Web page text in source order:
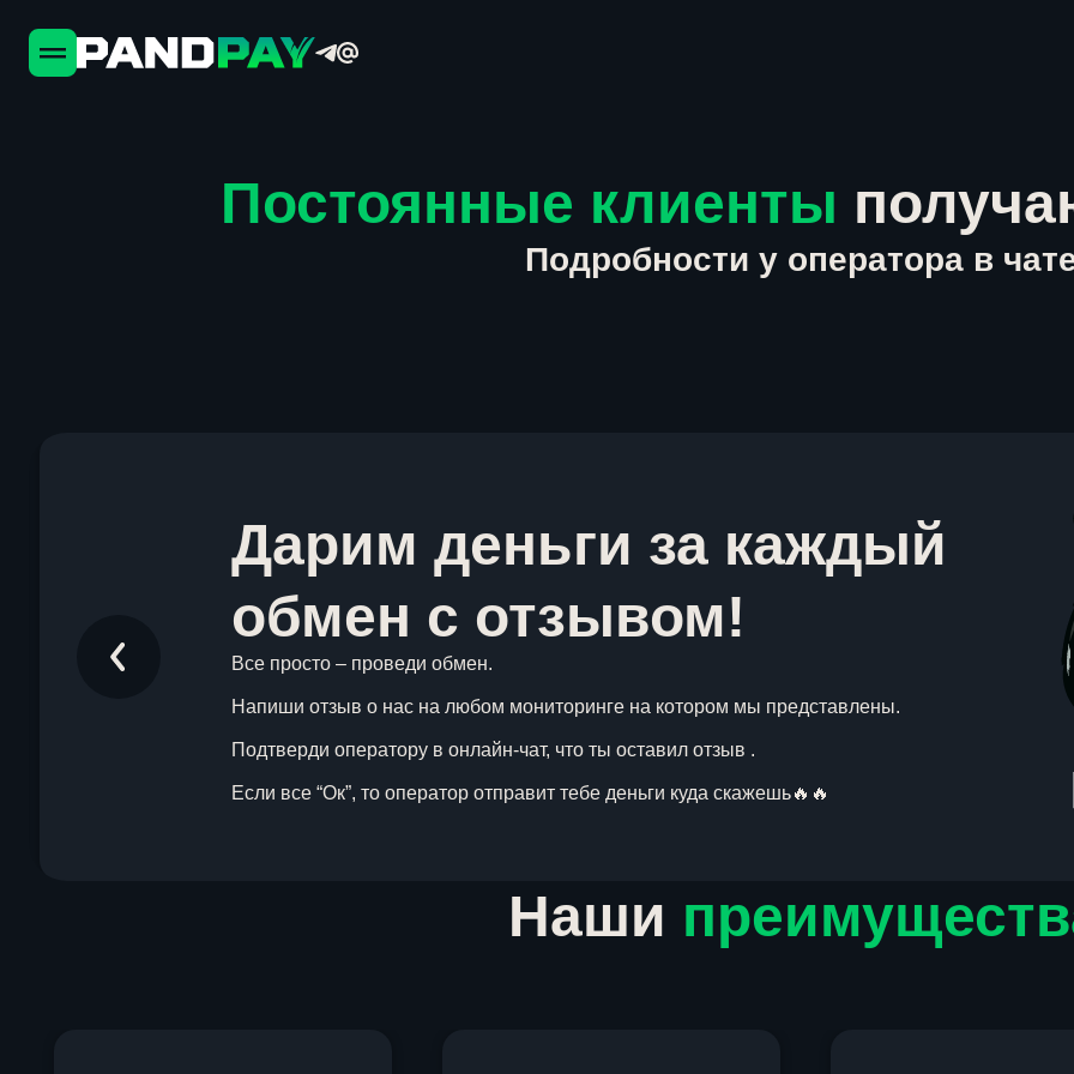
Постоянные клиенты
Подробности у оператора в
Дарим деньги за каждый
обмен с отзывом!
Все просто – проведи обмен.
Напиши отзыв о нас на любом мониторинге на котором мы представлены.
Подтверди оператору в онлайн-чат, что ты оставил отзыв .
Если все “Ок”, то оператор отправит тебе деньги куда скажешь🔥🔥
Наши